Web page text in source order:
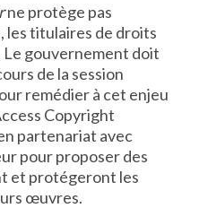
ne protège pas
les titulaires de droits
Le gouvernement doit
de la session
remédier à cet enjeu
Copyright
partenariat avec
pour proposer des
et protégeront les
œuvres.